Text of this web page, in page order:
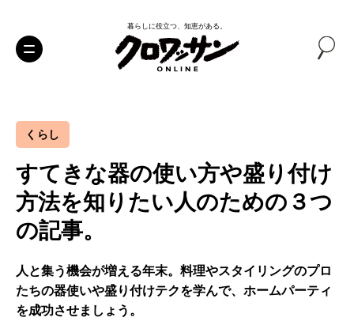
暮らしに役立つ、知恵がある。
くらし
すてきな器の使い方や盛り付け
方法を知りたい人のための３つ
の記事。
人と集う機会が増える年末。料理やスタイリングのプロ
たちの器使いや盛り付けテクを学んで、ホームパーティ
を成功させましょう。